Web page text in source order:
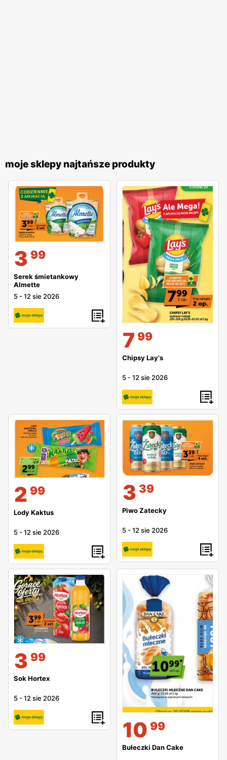
moje sklepy najtańsze produkty
3 99
Serek śmietankowy
Almette
5 -12 sie 2026
7 99
Chipsy Lay's
5 -12 sie 2026
2 99
Lody Kaktus
5 -12 sie 2026
3 39
Piwo Zatecky
5 -12 sie 2026
3 99
Sok Hortex
5 -12 sie 2026
10 99
Bułeczki Dan Cake